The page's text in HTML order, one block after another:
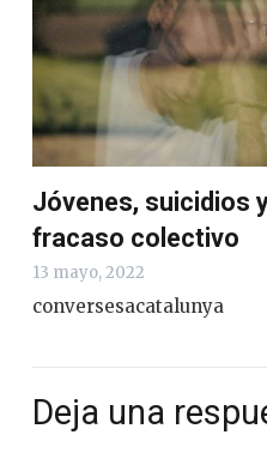
Jóvenes, suicidios
fracaso colectivo
13 mayo, 2022
conversesacatalunya
Deja una